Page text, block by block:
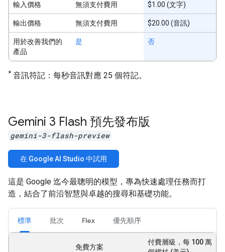
輸入價格 無須支付費用 $1.00 (文字)
輸出價格 無須支付費用 $20.00 (音訊)
用於改善我們的
產品
是 否
* 音訊符記：每秒音訊對應 25 個符記。
Gemini 3 Flash 預先發布版
gemini-3-flash-preview
在 Google AI Studio 中試用
這是 Google 迄今最聰明的模型，專為快速處理任務而打
造，結合了前沿智慧與卓越的搜尋和基礎功能。
標準 批次 Flex 優先順序
免費方案
付費層級，每 100 萬